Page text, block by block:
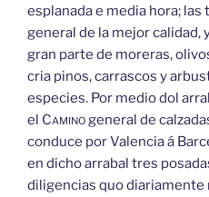
esplanada e media hora;
general de la mejor calidad,
gran parte de moreras,
cria pinos, carrascos y
especies. Por medio dol
el Caminogeneral de
conduce por Valencia á
en dicho arrabal tres
diligencias quo diariamente